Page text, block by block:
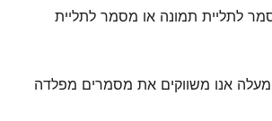
לתליית תמונה או מסמר לתליית
מעלה אנו משווקים את מסמרים מפלדה